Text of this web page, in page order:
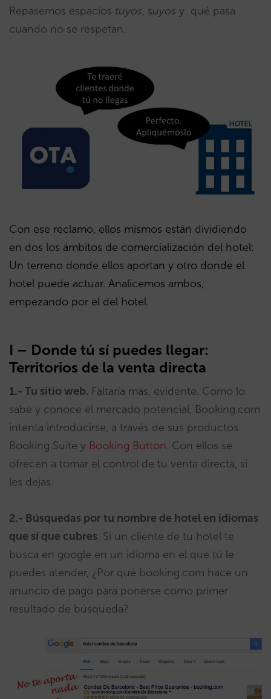
Repasemos espacios tuyos, suyos y qué pasa
cuando no se respetan.
Con ese reclamo, ellos mismos están dividiendo
en dos los ámbitos de comercialización del hotel:
Un terreno donde ellos aportan y otro donde el
hotel puede actuar. Analicemos ambos,
empezando por el del hotel.
I – Donde tú sí puedes llegar:
Territorios de la venta directa
1.- Tu sitio web. Faltaría más, evidente. Como lo
sabe y conoce el mercado potencial, Booking.com
intenta introducirse, a través de sus productos
Booking Suite y Booking Button. Con ellos se
ofrecen a tomar el control de tu venta directa, si
les dejas.
2.- Búsquedas por tu nombre de hotel en idiomas
que sí que cubres. Si un cliente de tu hotel te
busca en google en un idioma en el que tú le
puedes atender, ¿Por qué booking.com hace un
anuncio de pago para ponerse como primer
resultado de búsqueda?